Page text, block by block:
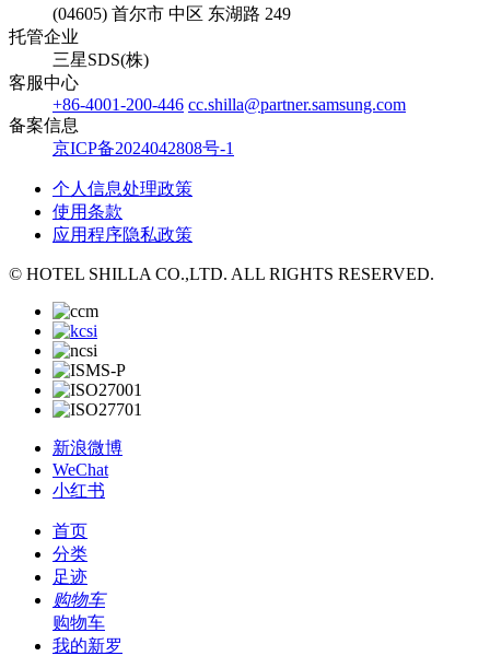
(04605) 首尔市 中区 东湖路 249
托管企业
三星SDS(株)
客服中心
+86-4001-200-446 cc.shilla@partner.samsung.com
备案信息
京ICP备2024042808号-1
个人信息处理政策
使用条款
应用程序隐私政策
© HOTEL SHILLA CO.,LTD. ALL RIGHTS RESERVED.
新浪微博
WeChat
小红书
首页
分类
足迹
购物车
购物车
我的新罗